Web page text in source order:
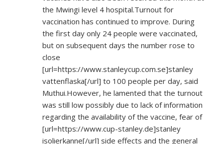
the Mwingi level 4 hospital.Turnout for
vaccination has continued to improve. During
the first day only 24 people were vaccinated,
but on subsequent days the number rose to
close
[url=https://www.stanleycup.com.se]stanley
vattenflaska[/url] to 100 people per day, said
Muthui.However, he lamented that the turnout
was still low possibly due to lack of information
regarding the availability of the vaccine, fear of
[url=https://www.cup-stanley.de]stanley
isolierkanne[/url] side effects and the general